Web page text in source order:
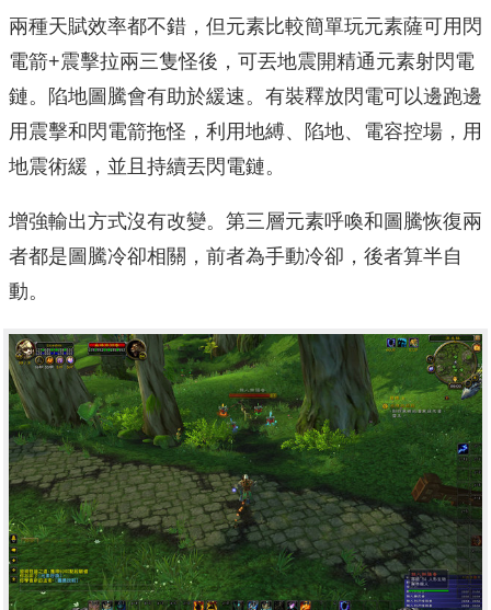
兩種天賦效率都不錯，但元素比較簡單玩元素薩可用閃
電箭+震擊拉兩三隻怪後，可丟地震開精通元素射閃電
鏈。陷地圖騰會有助於緩速。有裝釋放閃電可以邊跑邊
用震擊和閃電箭拖怪，利用地縛、陷地、電容控場，用
地震術緩，並且持續丟閃電鏈。
增強輸出方式沒有改變。第三層元素呼喚和圖騰恢復兩
者都是圖騰冷卻相關，前者為手動冷卻，後者算半自
動。